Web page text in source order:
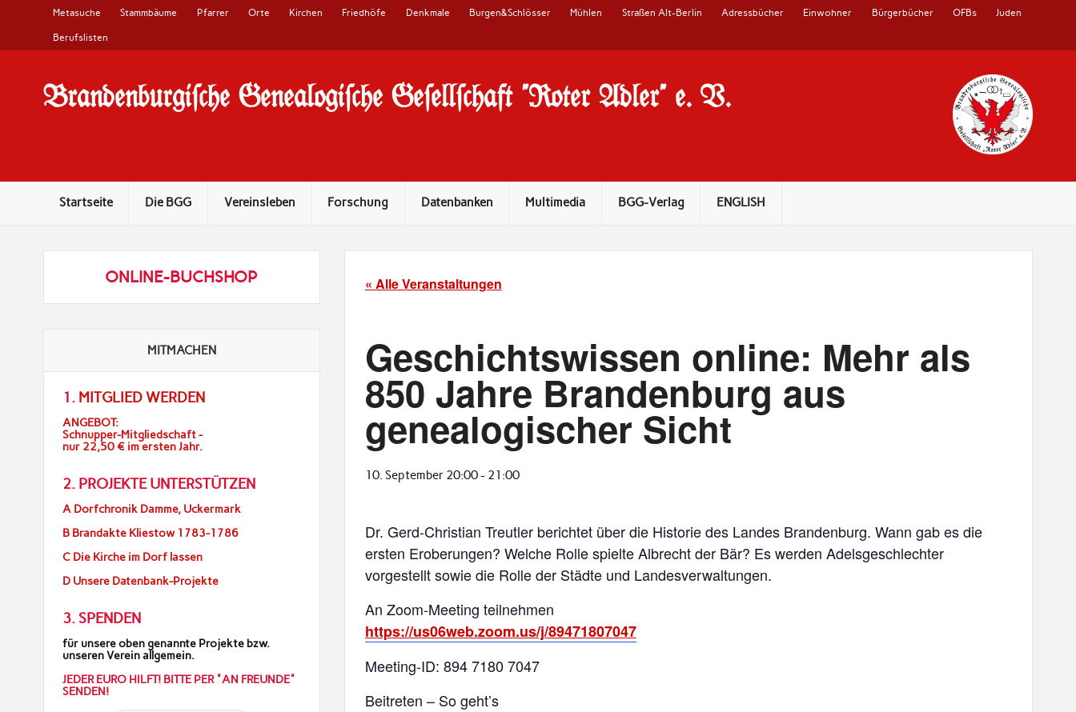
Metasuche Stammbäume Pfarrer Orte Kirchen Friedhöfe Denkmale Burgen&Schlösser Mühlen Straßen Alt-Berlin Adressbücher Einwohner Bürgerbücher OFBs Juden
Berufslisten
Brandenburgi#che Genealogi#che Ge#ell#chaft "Roter Adler" e. V.
Startseite Die BGG Vereinsleben Forschung Datenbanken Multimedia BGG-Verlag ENGLISH
« Alle Veranstaltungen
Geschichtswissen online: Mehr als
850 Jahre Brandenburg aus
genealogischer Sicht
10. September 20:00- 21:00
Dr. Gerd-Christian Treutler berichtet über die Historie des Landes Brandenburg. Wann gab es die
ersten Eroberungen? Welche Rolle spielte Albrecht der Bär? Es werden Adelsgeschlechter
vorgestellt sowie die Rolle der Städte und Landesverwaltungen.
An Zoom-Meeting teilnehmen
https://us06web.zoom.us/j/89471807047
Meeting-ID: 894 7180 7047
Beitreten – So geht’s
ONLINE-BUCHSHOP
MITMACHEN
1. MITGLIED WERDEN
ANGEBOT:
Schnupper-Mitgliedschaft -
nur 22,50 € im ersten Jahr.
2. PROJEKTE UNTERSTÜTZEN
A Dorfchronik Damme, Uckermark
B Brandakte Kliestow 1783-1786
C Die Kirche im Dorf lassen
D Unsere Datenbank-Projekte
3. SPENDEN
für unsere oben genannte Projekte bzw.
unseren Verein allgemein.
JEDER EURO HILFT! BITTE PER "AN FREUNDE"
SENDEN!